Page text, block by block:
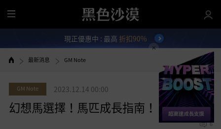
全
部
單
現正優惠中 : 最高 折扣90%
最新消息 GM Note
GM Note 2023.12.14 00:00
幻想馬選擇！馬匹成長指南！
6